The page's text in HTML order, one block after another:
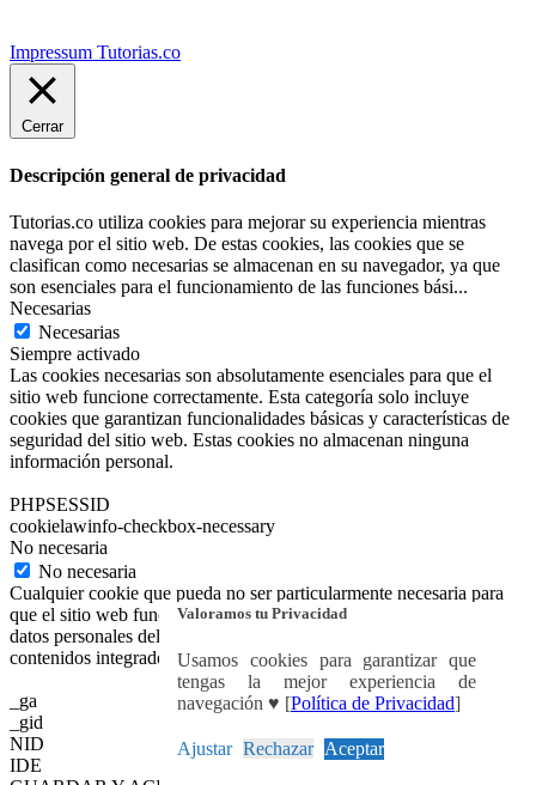
Impressum Tutorias.co
Valoramos tu Privacidad
Usamos cookies para garantizar que
tengas la mejor experiencia de
navegación ♥ [Política de Privacidad]
Ajustar Rechazar Aceptar
Cerrar
Descripción general de privacidad
Tutorias.co utiliza cookies para mejorar su experiencia mientras
navega por el sitio web. De estas cookies, las cookies que se
clasifican como necesarias se almacenan en su navegador, ya que
son esenciales para el funcionamiento de las funciones bási...
Necesarias
Necesarias
Siempre activado
Las cookies necesarias son absolutamente esenciales para que el
sitio web funcione correctamente. Esta categoría solo incluye
cookies que garantizan funcionalidades básicas y características de
seguridad del sitio web. Estas cookies no almacenan ninguna
información personal.
PHPSESSID
cookielawinfo-checkbox-necessary
No necesaria
No necesaria
Cualquier cookie que pueda no ser particularmente necesaria para
que el sitio web funcione y se utilice específicamente para recopilar
datos personales del usuario a través de análisis, anuncios y otros
contenidos integrados se denomina cookie no necesaria.
_ga
_gid
NID
IDE